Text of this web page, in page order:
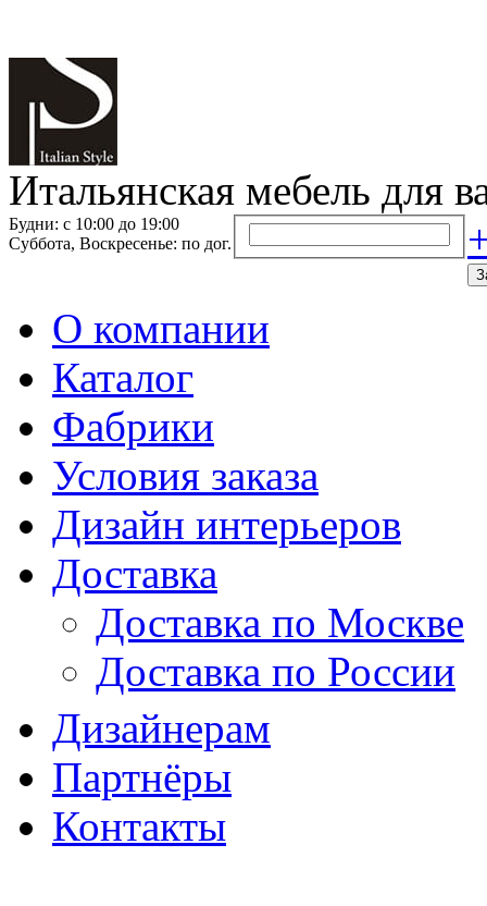
Итальянская мебель для
Будни: с 10:00 до 19:00
Суббота, Воскресенье: по дог.
О компании
Каталог
Фабрики
Условия заказа
Дизайн интерьеров
Доставка
Доставка по Москве
Доставка по России
Дизайнерам
Партнёры
Контакты